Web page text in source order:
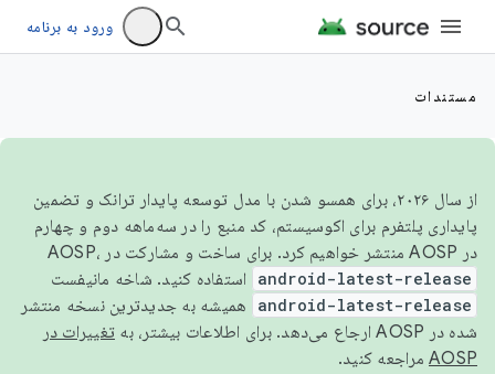
ورود به برنامه
مستندات
از سال ۲۰۲۶، برای همسو شدن با مدل توسعه پایدار ترانک و تضمین
پایداری پلتفرم برای اکوسیستم، کد منبع را در سه‌ماهه دوم و چهارم
در AOSP منتشر خواهیم کرد. برای ساخت و مشارکت در AOSP،
android-latest-release استفاده کنید. شاخه مانیفست
android-latest-release
همیشه به جدیدترین نسخه منتشر
شده در AOSP ارجاع می‌دهد. برای اطلاعات بیشتر، به
تغییرات در
AOSP مراجعه کنید.